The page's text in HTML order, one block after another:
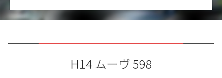
H14 ムーヴ 598